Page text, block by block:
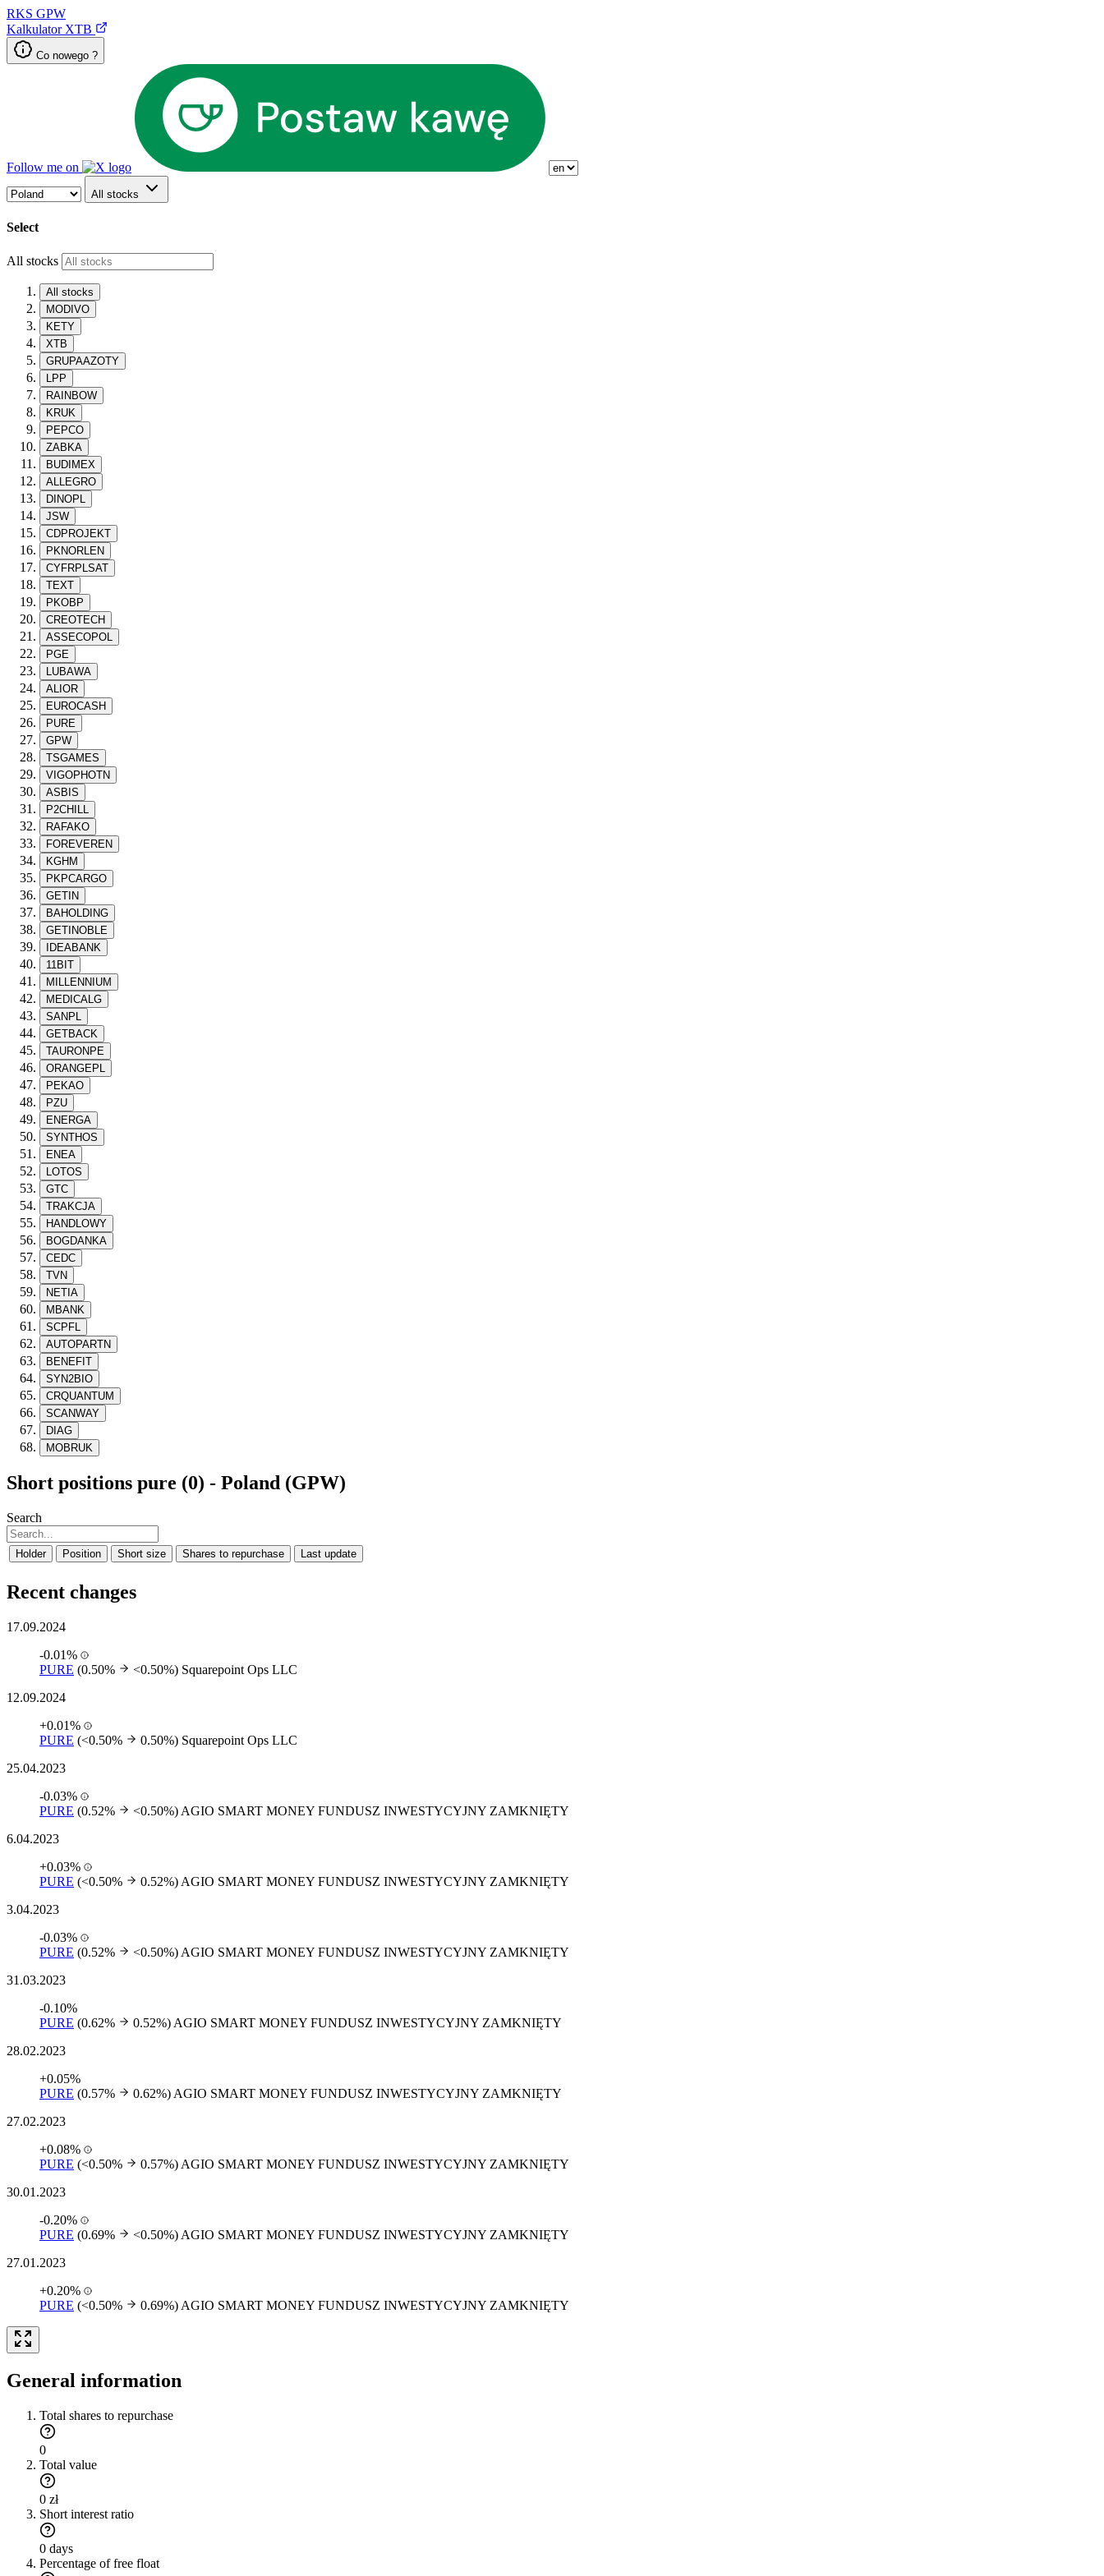
RKS GPW
Kalkulator XTB
Co nowego ?
Follow me on
All stocks
Select
All stocks
All stocks
MODIVO
KETY
XTB
GRUPAAZOTY
LPP
RAINBOW
KRUK
PEPCO
ZABKA
BUDIMEX
ALLEGRO
DINOPL
JSW
CDPROJEKT
PKNORLEN
CYFRPLSAT
TEXT
PKOBP
CREOTECH
ASSECOPOL
PGE
LUBAWA
ALIOR
EUROCASH
PURE
GPW
TSGAMES
VIGOPHOTN
ASBIS
P2CHILL
RAFAKO
FOREVEREN
KGHM
PKPCARGO
GETIN
BAHOLDING
GETINOBLE
IDEABANK
11BIT
MILLENNIUM
MEDICALG
SANPL
GETBACK
TAURONPE
ORANGEPL
PEKAO
PZU
ENERGA
SYNTHOS
ENEA
LOTOS
GTC
TRAKCJA
HANDLOWY
BOGDANKA
CEDC
TVN
NETIA
MBANK
SCPFL
AUTOPARTN
BENEFIT
SYN2BIO
CRQUANTUM
SCANWAY
DIAG
MOBRUK
Short positions pure (0) - Poland (GPW)
Search
Holder Position Short size Shares to repurchase Last update
Recent changes
17.09.2024
-0.01%
PURE (0.50% <0.50%) Squarepoint Ops LLC
12.09.2024
+0.01%
PURE (<0.50% 0.50%) Squarepoint Ops LLC
25.04.2023
-0.03%
PURE (0.52% <0.50%) AGIO SMART MONEY FUNDUSZ INWESTYCYJNY ZAMKNIĘTY
6.04.2023
+0.03%
PURE (<0.50% 0.52%) AGIO SMART MONEY FUNDUSZ INWESTYCYJNY ZAMKNIĘTY
3.04.2023
-0.03%
PURE (0.52% <0.50%) AGIO SMART MONEY FUNDUSZ INWESTYCYJNY ZAMKNIĘTY
31.03.2023
-0.10%
PURE (0.62% 0.52%) AGIO SMART MONEY FUNDUSZ INWESTYCYJNY ZAMKNIĘTY
28.02.2023
+0.05%
PURE (0.57% 0.62%) AGIO SMART MONEY FUNDUSZ INWESTYCYJNY ZAMKNIĘTY
27.02.2023
+0.08%
PURE (<0.50% 0.57%) AGIO SMART MONEY FUNDUSZ INWESTYCYJNY ZAMKNIĘTY
30.01.2023
-0.20%
PURE (0.69% <0.50%) AGIO SMART MONEY FUNDUSZ INWESTYCYJNY ZAMKNIĘTY
27.01.2023
+0.20%
PURE (<0.50% 0.69%) AGIO SMART MONEY FUNDUSZ INWESTYCYJNY ZAMKNIĘTY
General information
Total shares to repurchase
0
Total value
0 zł
Short interest ratio
0 days
Percentage of free float